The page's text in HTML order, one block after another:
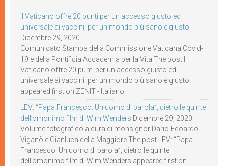
Il Vaticano offre 20 punti per un accesso giusto ed
universale ai vaccini, per un mondo più sano e giusto
Dicembre 29, 2020
Comunicato Stampa della Commissione Vaticana Covid-
19 e della Pontificia Accademia per la Vita The post Il
Vaticano offre 20 punti per un accesso giusto ed
universale ai vaccini, per un mondo più sano e giusto
appeared first on ZENIT - Italiano.
LEV: “Papa Francesco. Un uomo di parola”, dietro le quinte
dell’omonimo film di Wim Wenders Dicembre 29, 2020
Volume fotografico a cura di monsignor Dario Edoardo
Viganò e Gianluca della Maggiore The post LEV: “Papa
Francesco. Un uomo di parola”, dietro le quinte
dell’omonimo film di Wim Wenders appeared first on